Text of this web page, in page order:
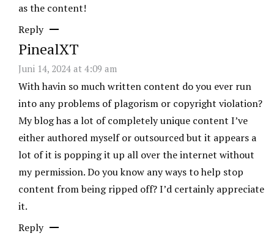
as the content!
Reply
PinealXT
Juni 14, 2024 at 4:09 am
With havin so much written content do you ever run
into any problems of plagorism or copyright violation?
My blog has a lot of completely unique content I’ve
either authored myself or outsourced but it appears a
lot of it is popping it up all over the internet without
my permission. Do you know any ways to help stop
content from being ripped off? I’d certainly appreciate
it.
Reply